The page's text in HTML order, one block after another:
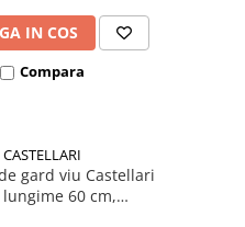
IN COS
Compara
CASTELLARI
gard viu Castellari
lungime 60 cm,